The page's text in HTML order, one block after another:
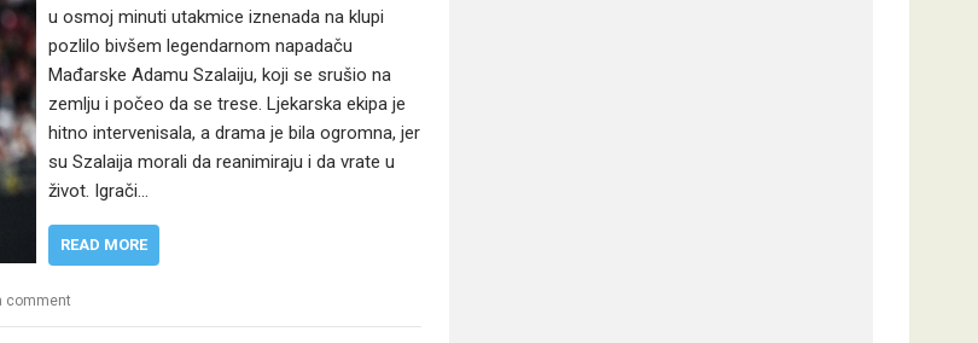
u osmoj minuti utakmice iznenada na klupi
pozlilo bivšem legendarnom napadaču
Mađarske Adamu Szalaiju, koji se srušio na
zemlju i počeo da se trese. Ljekarska ekipa je
hitno intervenisala, a drama je bila ogromna, jer
su Szalaija morali da reanimiraju i da vrate u
život. Igrači…
READ MORE
comment